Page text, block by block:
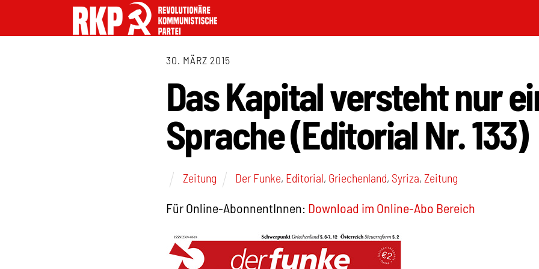
30. MÄRZ 2015
Das Kapital versteht nur
Sprache (Editorial Nr. 133)
Zeitung Der Funke, Editorial, Griechenland, Syriza,Zeitung
Für Online-AbonnentInnen: Download im Online-Abo Bereich